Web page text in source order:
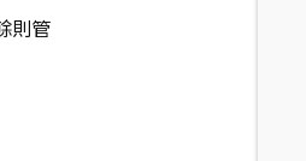
則管